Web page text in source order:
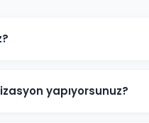
İznik projelerimizde
sarf ediyoruz.
yapıyorsunuz?